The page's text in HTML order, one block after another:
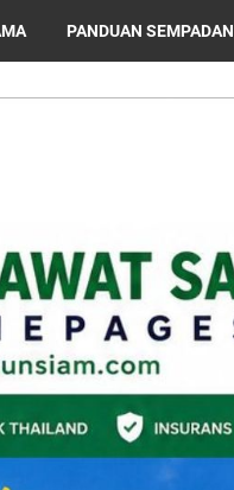
PANDUAN SEMPADAN